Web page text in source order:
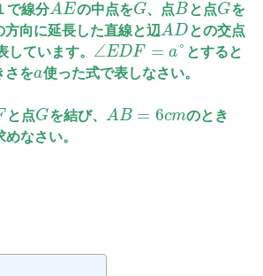
で線分AEの中点をG、点Bと点Gを
方向に延長した直線と辺ADとの交点
しています。 ∠EDF = a° とすると
さをa使った式で表しなさい。
と点Gを結び、 AB = 6cmのとき
なさい。